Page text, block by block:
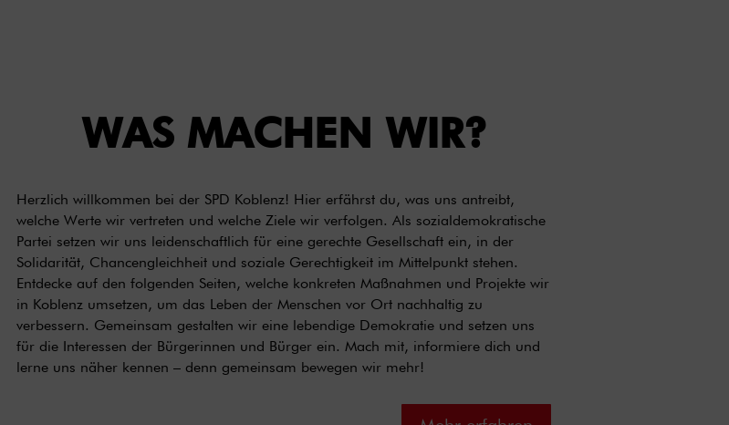
WAS MACHEN WIR?
Herzlich willkommen bei der SPD Koblenz! Hier erfährst du, was uns antreibt,
welche Werte wir vertreten und welche Ziele wir verfolgen. Als sozialdemokratische
Partei setzen wir uns leidenschaftlich für eine gerechte Gesellschaft ein, in der
Solidarität, Chancengleichheit und soziale Gerechtigkeit im Mittelpunkt stehen.
Entdecke auf den folgenden Seiten, welche konkreten Maßnahmen und Projekte wir
in Koblenz umsetzen, um das Leben der Menschen vor Ort nachhaltig zu
verbessern. Gemeinsam gestalten wir eine lebendige Demokratie und setzen uns
für die Interessen der Bürgerinnen und Bürger ein. Mach mit, informiere dich und
lerne uns näher kennen – denn gemeinsam bewegen wir mehr!